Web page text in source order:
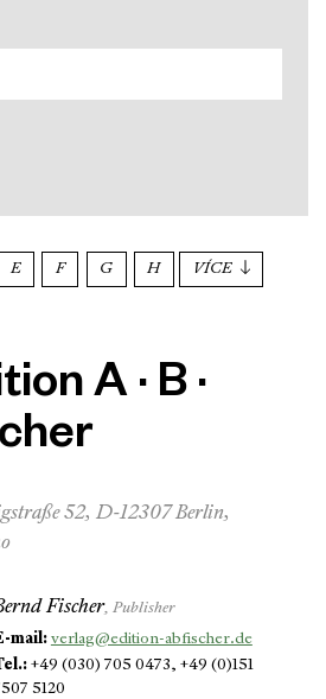
E F G H VÍCE
A · B ·
52, D-12307 Berlin,
Fischer, Publisher
mail: verlag@edition-abfischer.de
+49 (030) 705 0473, +49 (0)151
5120